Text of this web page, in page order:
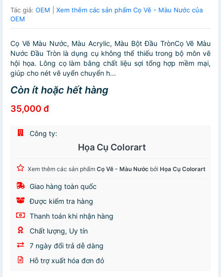
Tác giả: OEM
Xem thêm các sản phẩm Cọ Vẽ - Màu Nước của
OEM
Cọ Vẽ Màu Nước, Màu Acrylic, Màu Bột Đầu TrònCọ Vẽ Màu
Nước Đầu Tròn là dụng cụ không thể thiếu trong bộ môn vẽ
hội họa. Lông cọ làm bằng chất liệu sợi tổng hợp mềm mại,
giúp cho nét vẽ uyển chuyển h...
Còn ít hoặc hết hàng
35,000 đ
Công ty:
Họa Cụ Colorart
Xem thêm các sản phẩm Cọ Vẽ - Màu Nước bởi Họa Cụ Colorart
Giao hàng toàn quốc
Được kiểm tra hàng
Thanh toán khi nhận hàng
Chất lượng, Uy tín
7 ngày đổi trả dễ dàng
Hỗ trợ xuất hóa đơn đỏ